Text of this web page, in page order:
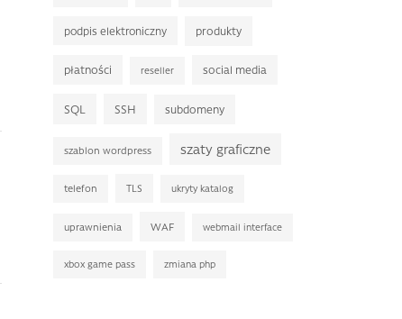
podpis elektroniczny produkty
płatności reseller social media
SQL SSH subdomeny
szablon wordpress szaty graficzne
telefon TLS ukryty katalog
uprawnienia WAF webmail interface
xbox game pass zmiana php